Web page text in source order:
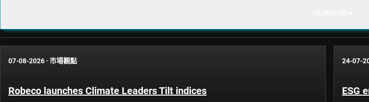
07-08-2026 · 市場觀點
Robeco launches Climate Leaders Tilt indices
24-07-
ESG